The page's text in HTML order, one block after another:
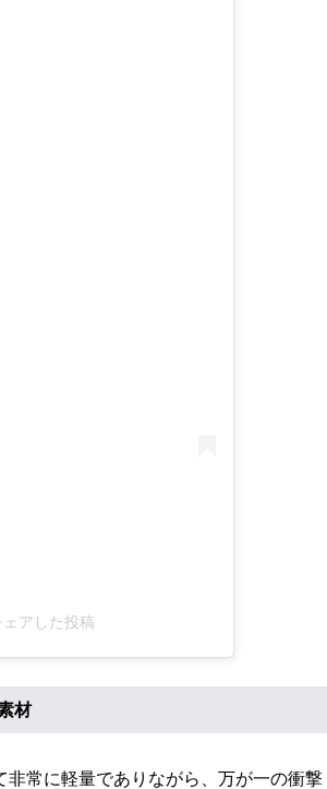
アした投稿
材
非常に軽量でありながら、万が一の衝撃